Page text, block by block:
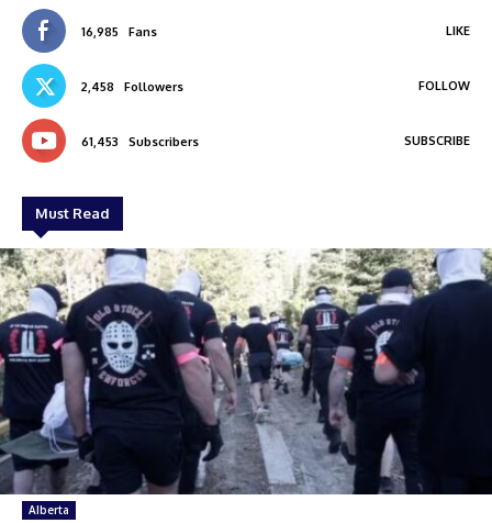
16,985 Fans LIKE
2,458 Followers FOLLOW
61,453 Subscribers SUBSCRIBE
Must Read
Alberta